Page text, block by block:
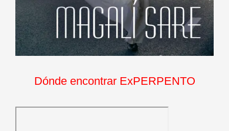
Dónde encontrar ExPERPENTO